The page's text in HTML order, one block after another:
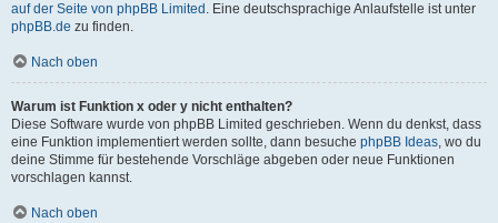
auf der Seite von phpBB Limited . Eine deutschsprachige Anlaufstelle ist unter
phpBB.de zu finden.
Nach oben
Warum ist Funktion x oder y nicht enthalten?
Diese Software wurde von phpBB Limited geschrieben. Wenn du denkst, dass
eine Funktion implementiert werden sollte, dann besuche phpBB Ideas, wo du
deine Stimme für bestehende Vorschläge abgeben oder neue Funktionen
vorschlagen kannst.
Nach oben